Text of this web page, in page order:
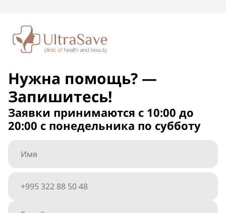
Нужна помощь? —
Запишитесь!
Заявки принимаются с 10:00 до
20:00 с понедельника по субботу